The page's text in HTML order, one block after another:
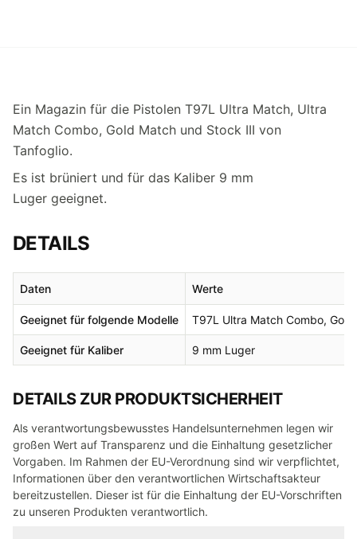
Ein Magazin für die Pistolen T97L Ultra Match, Ultra
Match Combo, Gold Match und Stock III von
Tanfoglio.
Es ist brüniert und für das Kaliber 9 mm
Luger geeignet.
DETAILS
Daten Werte
Geeignet für folgende Modelle T97L Ultra Match Combo,
Geeignet für Kaliber 9 mm Luger
DETAILS ZUR PRODUKTSICHERHEIT
Als verantwortungsbewusstes Handelsunternehmen legen wir
großen Wert auf Transparenz und die Einhaltung gesetzlicher
Vorgaben. Im Rahmen der EU-Verordnung sind wir verpflichtet,
Informationen über den verantwortlichen Wirtschaftsakteur
bereitzustellen. Dieser ist für die Einhaltung der EU-Vorschriften
zu unseren Produkten verantwortlich.